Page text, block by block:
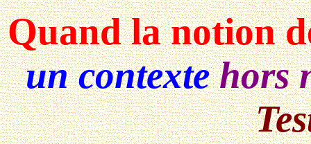
Quand la notion
un contextehors